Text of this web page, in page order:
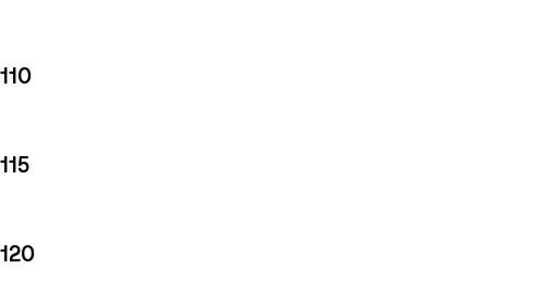
110
115
120